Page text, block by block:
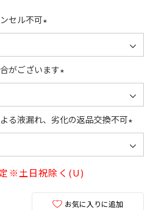
セル不可
須
)
がございます
須
)
る液漏れ、劣化の返品交換不可
※土日祝除く(U)
お気に入りに追加